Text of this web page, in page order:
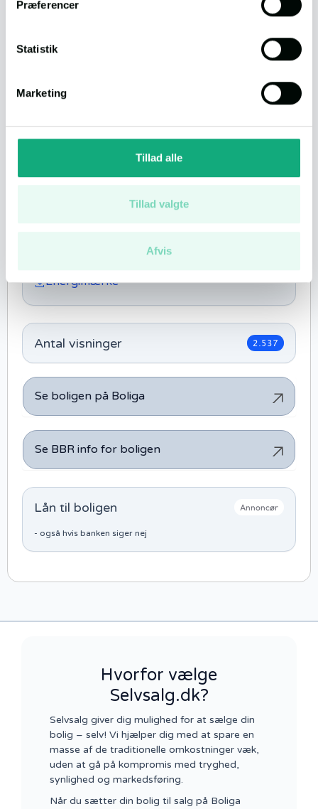
Præferencer
Statistik
Marketing
Tillad alle
Tillad valgte
Afvis
Ejerudgift/md.
2.854
10
0 m²
Byggeår
1965
Energimærke
Antal visninger 2.537
Se boligen på Boliga
Se BBR info for boligen
Lån til boligen Annoncør
- også hvis banken siger nej
Hvorfor vælge
Selvsalg.dk?
Selvsalg giver dig mulighed for at sælge din
bolig – selv! Vi hjælper dig med at spare en
masse af de traditionelle omkostninger væk,
uden at gå på kompromis med tryghed,
synlighed og markedsføring.
Når du sætter din bolig til salg på Boliga